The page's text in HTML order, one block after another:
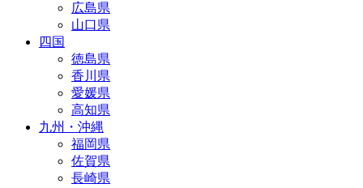
広島県
山口県
四国
徳島県
香川県
愛媛県
高知県
九州・沖縄
福岡県
佐賀県
長崎県